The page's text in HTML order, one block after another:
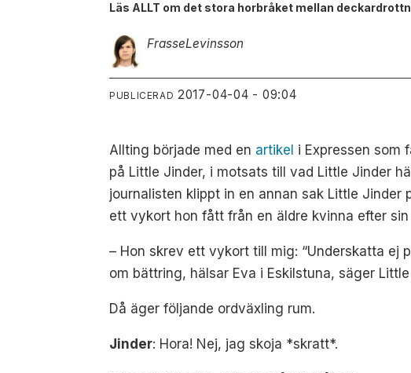
Läs ALLT om det stora horbråket mellan
FrasseLevinsson
PUBLICERAD 2017-04-04 - 09:04
Allting började med en artikel i Expressen som
på Little Jinder, i motsats till vad Little Jinder
journalisten klippt in en annan sak Little
ett vykort hon fått från en äldre kvinna efter
– Hon skrev ett vykort till mig: “Underskatta ej
om bättring, hälsar Eva i Eskilstuna, säger
Då äger följande ordväxling rum.
Jinder: Hora! Nej, jag skoja *skratt*.